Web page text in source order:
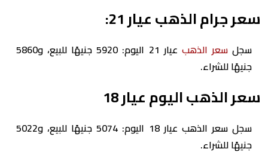
سعر جرام الذهب عيار 21:
سجلسعر الذهب
عيار 21 اليوم: 5920 جنيهًا للبيع، و5860
جنيهًا للشراء.
سعر الذهب اليوم عيار 18
سجل سعر الذهب عيار 18 اليوم: 5074 جنيهًا للبيع، و5022
جنيهًا للشراء.